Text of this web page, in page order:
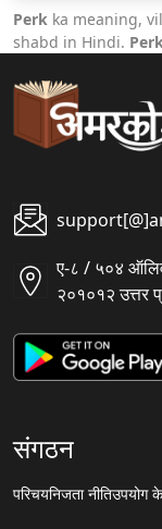
Perk ka meaning,
shabd in Hindi.
ए-८ / ५०४ ऑलिव
२०१०१२ उत्तर
संगठन
परिचयनिजता नीतिउपयोग